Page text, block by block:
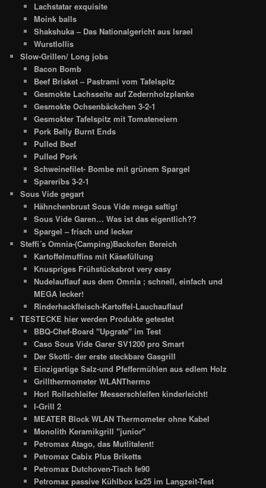
Lachstatar exquisite
Moink balls
Shakshuka – Das Nationalgericht aus Israel
Wurstlollis
Slow-Grillen/ Long jobs
Bacon Bomb
Beef Brisket – Pastrami vom Tafelspitz
Gesmokte Lachsseite auf Zedernholzplanke
Gesmokte Ochsenbäckchen 3-2-1
Gesmokter Tafelspitz mit Tomateneiern
Pork Belly Burnt Ends
Pulled Beef
Pulled Pork
Schweinefilet- Bombe mit grünem Spargel
Spareribs 3-2-1
Sous Vide gegart
Hähnchenbrust Sous Vide mega saftig!
Sous Vide Garen… Was ist das eigentlich??
Spargel – frisch und lecker
Steffi´s Omnia-(Camping)Backofen Bereich
Kartoffelmuffins mit Käsefüllung
Knuspriges Frühstücksbrot very easy
Nudelauflauf aus dem Omnia ; schnell, einfach und
MEGA lecker!
Rinderhackfleisch-Kartoffel-Lauchauflauf
TESTECKE hier werden Produkte getestet
BBQ-Chef-Board "Upgrate" im Test
Caso Sous Vide Garer SV1200 pro Smart
Der Skotti- der erste steckbare Gasgrill
Einzigartige Salz-und Pfeffermühlen aus edlem Holz
Grillthermometer WLANThermo
Horl Rollschleifer Messerschleifen kinderleicht!
I-Grill 2
MEATER Block WLAN Thermometer ohne Kabel
Monolith Keramikgrill "junior"
Petromax Atago, das Mutlitalent!
Petromax Cabix Plus Briketts
Petromax Dutchoven-Tisch fe90
Petromax passive Kühlbox kx25 im Langzeit-Test